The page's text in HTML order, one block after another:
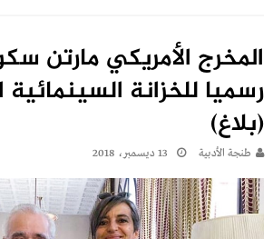
المخرج الأمريكي مارتن
رسميا للخزانة السينمائية
(بلاغ)‬
طنجة الأدبية 13 ديسمبر، 2018